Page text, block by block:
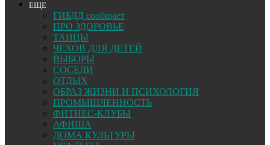
ЕЩЕ
ГИБДД сообщает
ПРО ЗДОРОВЬЕ
ТАНЦЫ
ЧЕХОВ ДЛЯ ДЕТЕЙ
ВЫБОРЫ
СОСЕДИ
ОТДЫХ
ОБРАЗ ЖИЗНИ И ПСИХОЛОГИЯ
ПРОМЫШЛЕННОСТЬ
ФИТНЕС-КЛУБЫ
АФИША
ДОМА КУЛЬТУРЫ